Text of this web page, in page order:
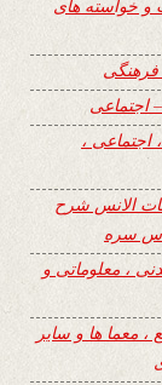
و خواسته های
فرهنگی
اجتماعی
اجتماعی ،
الانس شرح
سره
، معلوماتی و
معما ها و سایر